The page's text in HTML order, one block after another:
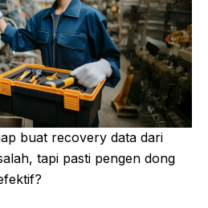
buat recovery data dari
tapi pasti pengen dong